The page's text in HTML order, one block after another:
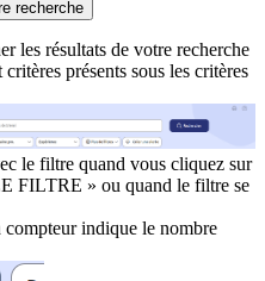
recherche
les résultats de votre recherche
présents sous les critères
le filtre quand vous cliquez sur
FILTRE » ou quand le filtre se
indique le nombre